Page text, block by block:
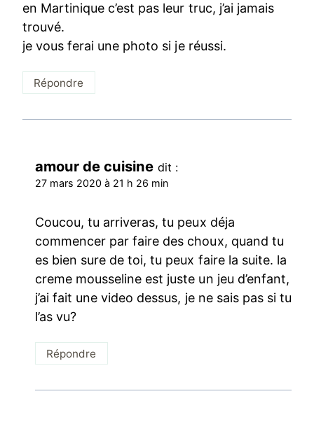
en Martinique c’est pas leur truc, j’ai jamais
trouvé.
je vous ferai une photo si je réussi.
Répondre
amour de cuisine dit :
27 mars 2020 à 21 h 26 min
Coucou, tu arriveras, tu peux déja
commencer par faire des choux, quand tu
es bien sure de toi, tu peux faire la suite. la
creme mousseline est juste un jeu d’enfant,
j’ai fait une video dessus, je ne sais pas si tu
l’as vu?
Répondre